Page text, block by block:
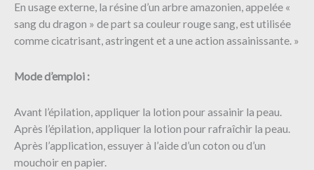
En usage externe, la résine d’un arbre amazonien, appelée «
sang du dragon » de part sa couleur rouge sang, est utilisée
comme cicatrisant, astringent et a une action assainissante. »
Mode d’emploi :
Avant l’épilation, appliquer la lotion pour assainir la peau.
Après l’épilation, appliquer la lotion pour rafraîchir la peau.
Après l’application, essuyer à l’aide d’un coton ou d’un
mouchoir en papier.